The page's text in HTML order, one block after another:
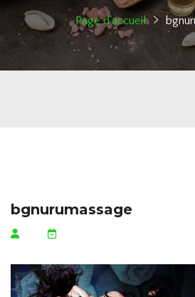
Page d'accueil
bgnurumassage